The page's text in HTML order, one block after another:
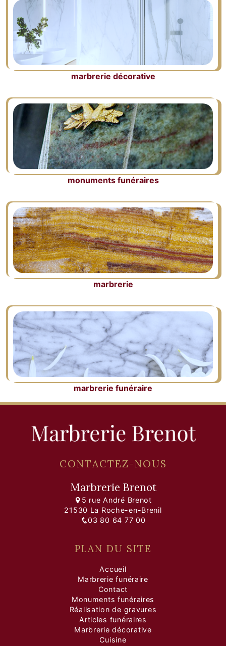
marbrerie décorative
monuments funéraires
marbrerie
marbrerie funéraire
CONTACTEZ-NOUS
Marbrerie Brenot
5 rue André Brenot
21530 La Roche-en-Brenil
03 80 64 77 00
PLAN DU SITE
Accueil
Marbrerie funéraire
Contact
Monuments funéraires
Réalisation de gravures
Articles funéraires
Marbrerie décorative
Cuisine